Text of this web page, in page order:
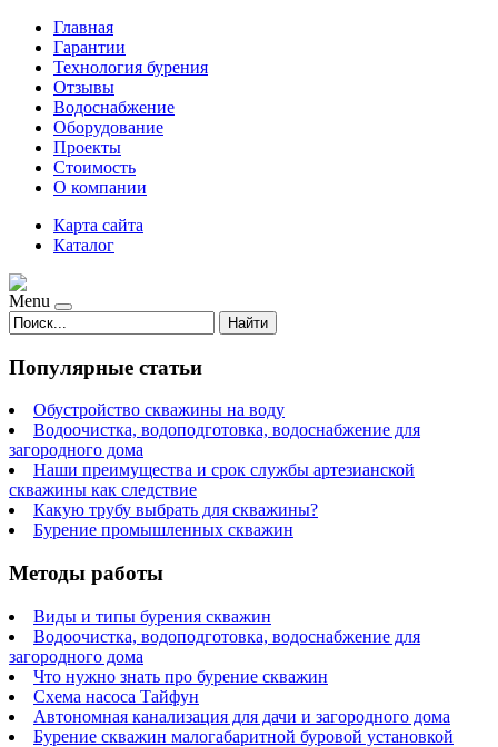
Главная
Гарантии
Технология бурения
Отзывы
Водоснабжение
Оборудование
Проекты
Стоимость
О компании
Карта сайта
Каталог
Menu
Найти
Популярные статьи
Обустройство скважины на воду
Водоочистка, водоподготовка, водоснабжение для
загородного дома
Наши преимущества и срок службы артезианской
скважины как следствие
Какую трубу выбрать для скважины?
Бурение промышленных скважин
Методы работы
Виды и типы бурения скважин
Водоочистка, водоподготовка, водоснабжение для
загородного дома
Что нужно знать про бурение скважин
Схема насоса Тайфун
Автономная канализация для дачи и загородного дома
Бурение скважин малогабаритной буровой установкой